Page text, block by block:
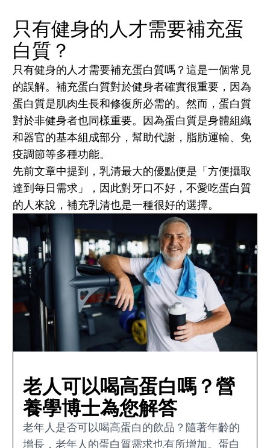
只有健身的人才需要補充蛋
白質？
只有健身的人才需要補充蛋白質嗎？這是一個常見
的誤解。補充蛋白質對於健身者確實很重要，因為
蛋白質是肌肉生長和修復所必需的。然而，蛋白質
對於非健身者也同樣重要。因為蛋白質是身體組織
和器官的基本組成部分，幫助代謝，脂肪運輸、免
疫調節等多種功能。
先前文章中提到，乳清最大的優點便是「方便攝取
達到每日需求」，因此對牙口不好，不愛吃蛋白質
的人來說，補充乳清也是一種很好的選擇。
老人可以喝高蛋白嗎？營
養學博士為您解答
老年人是否可以喝高蛋白的飲品？隨著年齡的
增長，老年人的蛋白質需求也有所增加。蛋白